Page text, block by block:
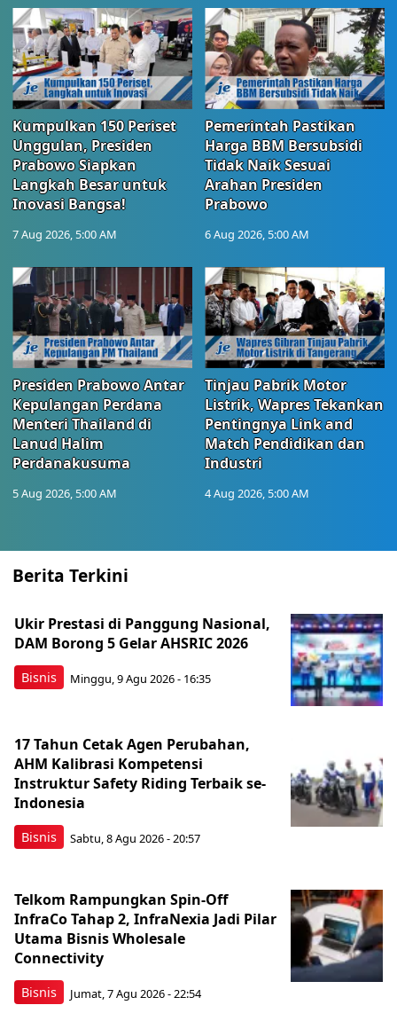
Kumpulkan 150 Periset
Unggulan, Presiden
Prabowo Siapkan
Langkah Besar untuk
Inovasi Bangsa!
7 Aug 2026, 5:00 AM
Pemerintah Pastikan
Harga BBM Bersubsidi
Tidak Naik Sesuai
Arahan Presiden
Prabowo
6 Aug 2026, 5:00 AM
Presiden Prabowo Antar
Kepulangan Perdana
Menteri Thailand di
Lanud Halim
Perdanakusuma
5 Aug 2026, 5:00 AM
Tinjau Pabrik Motor
Listrik, Wapres Tekankan
Pentingnya Link and
Match Pendidikan dan
Industri
4 Aug 2026, 5:00 AM
Berita Terkini
Bisnis
Ukir Prestasi di Panggung Nasional,
DAM Borong 5 Gelar AHSRIC 2026
Minggu, 9 Agu 2026 - 16:35
Bisnis
17 Tahun Cetak Agen Perubahan,
AHM Kalibrasi Kompetensi
Instruktur Safety Riding Terbaik se-
Indonesia
Sabtu, 8 Agu 2026 - 20:57
Bisnis
Telkom Rampungkan Spin-Off
InfraCo Tahap 2, InfraNexia Jadi Pilar
Utama Bisnis Wholesale
Connectivity
Jumat, 7 Agu 2026 - 22:54